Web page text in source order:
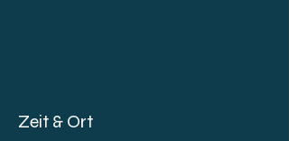
Zeit & Ort